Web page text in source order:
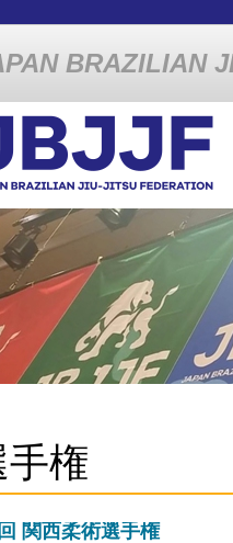
BRAZILIAN
手権
関西柔術選手権